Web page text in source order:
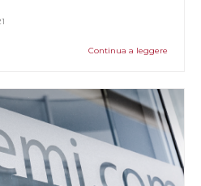
Continua a leggere